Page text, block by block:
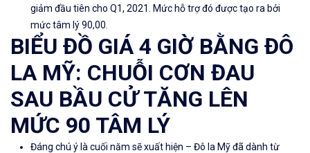
giảm đầu tiên cho Q1, 2021. Mức hỗ trợ đó được tạo ra bởi
mức tâm lý 90,00.
BIỂU ĐỒ GIÁ 4 GIỜ BẰNG ĐÔ
LA MỸ: CHUỖI CƠN ĐAU
SAU BẦU CỬ TĂNG LÊN
MỨC 90 TÂM LÝ
Đáng chú ý là cuối năm sẽ xuất hiện – Đô la Mỹ đã dành từ